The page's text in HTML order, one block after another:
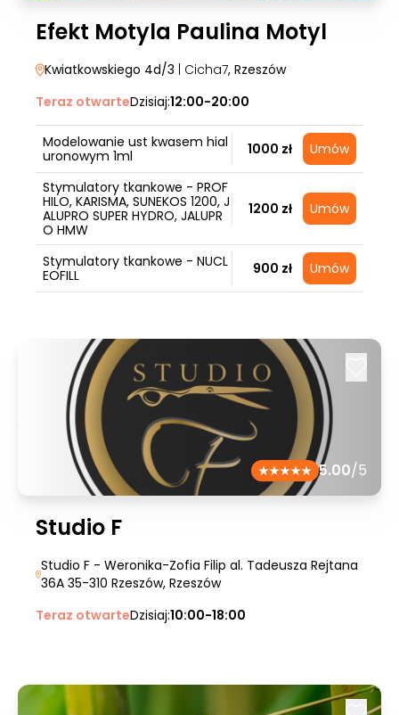
Efekt Motyla Paulina Motyl
Kwiatkowskiego 4d/3 | Cicha7, Rzeszów
Teraz otwarteDzisiaj:12:00-20:00
Modelowanie ust kwasem hial
uronowym 1ml
1000 zł Umów
Stymulatory tkankowe - PROF
HILO, KARISMA, SUNEKOS 1200, J
ALUPRO SUPER HYDRO, JALUPR
O HMW
1200 zł Umów
Stymulatory tkankowe - NUCL
EOFILL
900 zł Umów
5.00/5
Studio F
Studio F - Weronika-Zofia Filip al. Tadeusza Rejtana
36A 35-310 Rzeszów, Rzeszów
Teraz otwarteDzisiaj:10:00-18:00